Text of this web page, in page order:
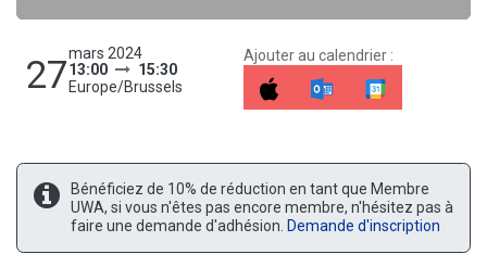
27mars 2024
13:00
15:30
Europe/Brussels
Ajouter au calendrier :
Bénéficiez de 10% de réduction en tant que Membre
UWA, si vous n'êtes pas encore membre, n'hésitez pas à
faire une demande d'adhésion. Demande d'inscription